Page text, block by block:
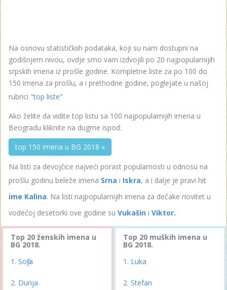
Na osnovu statističkiih podataka, koji su nam dostupni na
godišnjem nivou, ovdje smo vam izdvojili po 20 najpopularnijih
srpskih imena iz prošle godine. Kompletne liste za po 100 do
150 imena za prošlu, a i prethodne godine, poglejate u našoj
rubrici "top liste"
Ako želite da vidite top listu sa 100 najpopularnijih imena u
Beogradu kliknite na dugme ispod:
top 150 imena u BG 2018 »
Na listi za devojčice najveći porast popularnosti u odnosu na
prošlu godinu beleže imena Srna i Iskra, a i dalje je pravi hit
ime Kalina. Na listi najpopularnijih imena za dečake novitet u
vodećoj desetorki ove godine su Vukašin i Viktor.
Top 20 ženskih imena u
BG 2018.
Sofija
Dunja
Top 20 muških imena u
BG 2018.
Luka
Stefan